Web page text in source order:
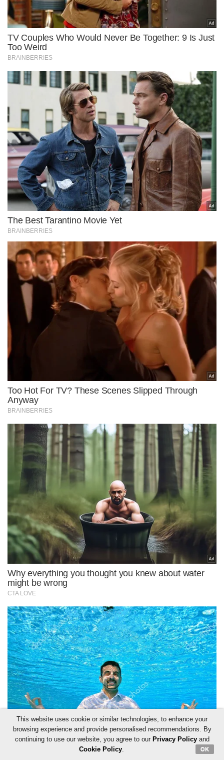
This website uses cookie or similar technologies, to enhance your
browsing experience and provide personalised recommendations. By
continuing to use our website, you agree to our Privacy Policyand
Cookie Policy. OK